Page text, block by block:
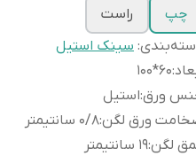
چپ
راست
: سینک استیل
:
60*100
ورق:استیل
ورق لگن:0/8 سانتیمتر
لگن:19 سانتیمتر